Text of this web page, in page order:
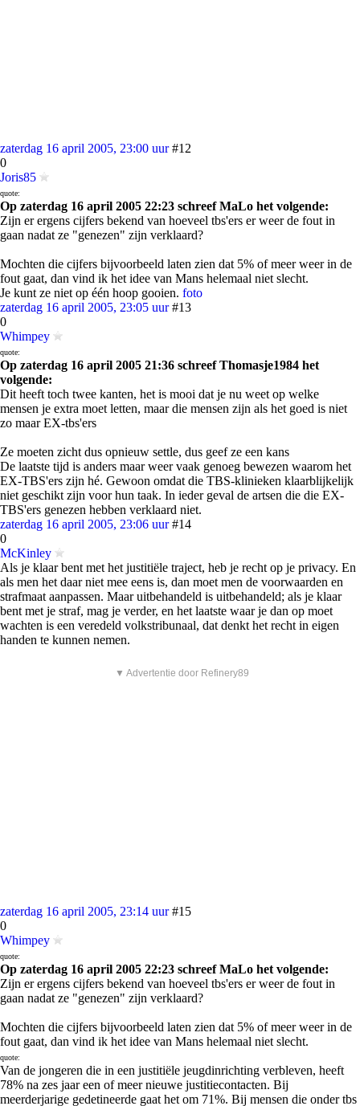
zaterdag 16 april 2005, 23:00 uur #12
0
Joris85
quote:
Op zaterdag 16 april 2005 22:23 schreef MaLo het volgende:
Zijn er ergens cijfers bekend van hoeveel tbs'ers er weer de fout in
gaan nadat ze "genezen" zijn verklaard?
Mochten die cijfers bijvoorbeeld laten zien dat 5% of meer weer in de
fout gaat, dan vind ik het idee van Mans helemaal niet slecht.
Je kunt ze niet op één hoop gooien. foto
zaterdag 16 april 2005, 23:05 uur #13
0
Whimpey
quote:
Op zaterdag 16 april 2005 21:36 schreef Thomasje1984 het
volgende:
Dit heeft toch twee kanten, het is mooi dat je nu weet op welke
mensen je extra moet letten, maar die mensen zijn als het goed is niet
zo maar EX-tbs'ers
Ze moeten zicht dus opnieuw settle, dus geef ze een kans
De laatste tijd is anders maar weer vaak genoeg bewezen waarom het
EX-TBS'ers zijn hé. Gewoon omdat die TBS-klinieken klaarblijkelijk
niet geschikt zijn voor hun taak. In ieder geval de artsen die die EX-
TBS'ers genezen hebben verklaard niet.
zaterdag 16 april 2005, 23:06 uur #14
0
McKinley
Als je klaar bent met het justitiële traject, heb je recht op je privacy. En
als men het daar niet mee eens is, dan moet men de voorwaarden en
strafmaat aanpassen. Maar uitbehandeld is uitbehandeld; als je klaar
bent met je straf, mag je verder, en het laatste waar je dan op moet
wachten is een veredeld volkstribunaal, dat denkt het recht in eigen
handen te kunnen nemen.
▼ Advertentie door Refinery89
zaterdag 16 april 2005, 23:14 uur #15
0
Whimpey
quote:
Op zaterdag 16 april 2005 22:23 schreef MaLo het volgende:
Zijn er ergens cijfers bekend van hoeveel tbs'ers er weer de fout in
gaan nadat ze "genezen" zijn verklaard?
Mochten die cijfers bijvoorbeeld laten zien dat 5% of meer weer in de
fout gaat, dan vind ik het idee van Mans helemaal niet slecht.
quote:
Van de jongeren die in een justitiële jeugdinrichting verbleven, heeft
78% na zes jaar een of meer nieuwe justitiecontacten. Bij
meerderjarige gedetineerde gaat het om 71%. Bij mensen die onder tbs